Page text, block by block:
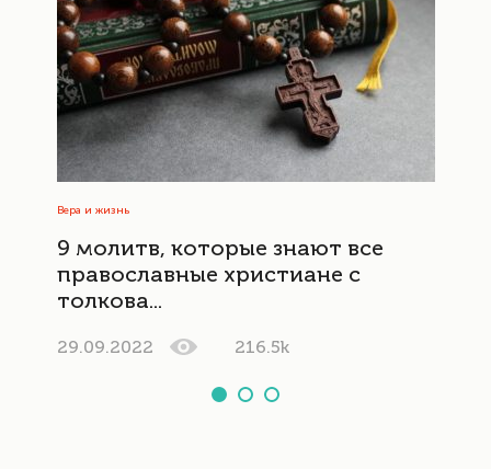
Вера и жизнь
9 молитв, которые знают все
православные христиане с
толкова...
29.09.2022 216.5k